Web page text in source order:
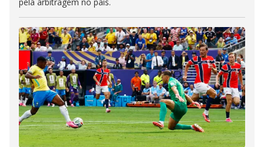
pela arbitragem no país.